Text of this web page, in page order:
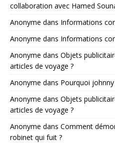
collaboration avec Hamed
Anonyme dans Informations
Anonyme dans Informations
Anonyme dans Objets
articles de voyage ?
Anonyme dans Pourquoi
Anonyme dans Objets
articles de voyage ?
Anonyme dans Comment
robinet qui fuit ?